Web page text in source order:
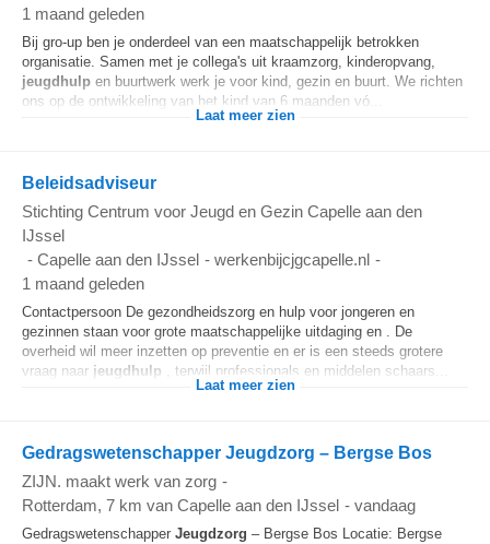
1 maand geleden
Bij gro-up ben je onderdeel van een maatschappelijk betrokken
organisatie. Samen met je collega's uit kraamzorg, kinderopvang,
jeugdhulp en buurtwerk werk je voor kind, gezin en buurt. We richten
ons op de ontwikkeling van het kind van 6 maanden vó...
Laat meer zien
Beleidsadviseur
Stichting Centrum voor Jeugd en Gezin Capelle aan den
IJssel
- Capelle aan den IJssel - werkenbijcjgcapelle.nl -
1 maand geleden
Contactpersoon De gezondheidszorg en hulp voor jongeren en
gezinnen staan voor grote maatschappelijke uitdaging en . De
overheid wil meer inzetten op preventie en er is een steeds grotere
vraag naar jeugdhulp , terwijl professionals en middelen schaars...
Laat meer zien
Gedragswetenschapper Jeugdzorg – Bergse Bos
ZIJN. maakt werk van zorg -
Rotterdam, 7 km van Capelle aan den IJssel - vandaag
Gedragswetenschapper Jeugdzorg – Bergse Bos Locatie: Bergse